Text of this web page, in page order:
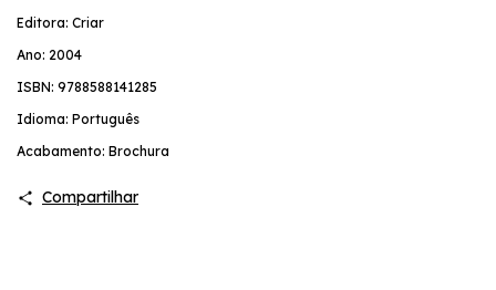
Editora: Criar
Ano: 2004
ISBN: 9788588141285
Idioma: Português
Acabamento: Brochura
Compartilhar